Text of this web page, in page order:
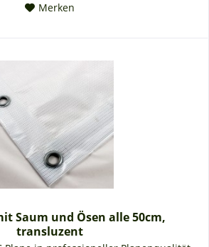
Merken
Saum und Ösen alle 50cm,
transluzent